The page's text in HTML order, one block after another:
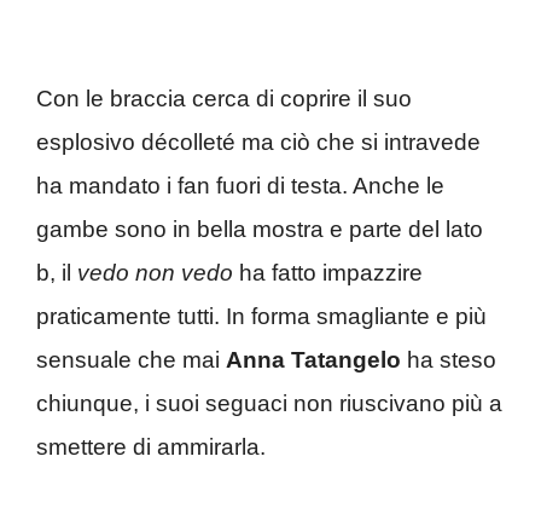
Con le braccia cerca di coprire il suo
esplosivo décolleté ma ciò che si intravede
ha mandato i fan fuori di testa. Anche le
gambe sono in bella mostra e parte del lato
b, il vedo non vedo ha fatto impazzire
praticamente tutti. In forma smagliante e più
sensuale che mai Anna Tatangelo ha steso
chiunque, i suoi seguaci non riuscivano più a
smettere di ammirarla.